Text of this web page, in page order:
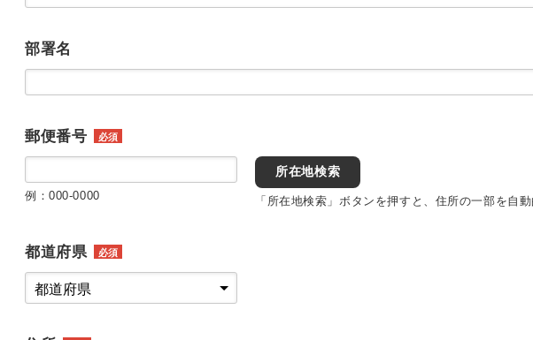
部署名
郵便番号 必須
例：000-0000
所在地検索
「所在地検索」ボタンを押すと、住所の一部を自動
都道府県 必須